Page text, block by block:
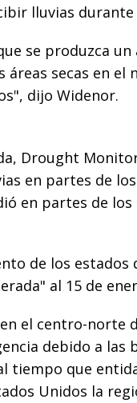
lluvias
se produzca
áreas secas en
dijo Widenor.
Drought
en partes de
en partes de
de los
al 15 de
el centro-norte
debido a las
tiempo que
Unidos la